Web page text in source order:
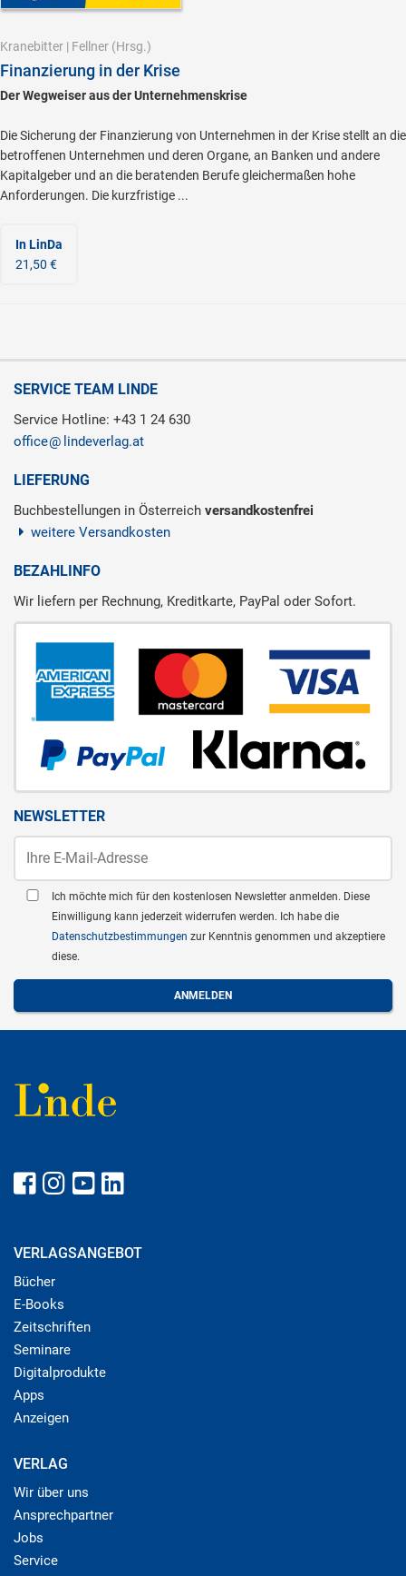
Kranebitter | Fellner (Hrsg.)
Finanzierung in der Krise
Der Wegweiser aus der Unternehmenskrise
Die Sicherung der Finanzierung von Unternehmen in der Krise stellt an die
betroffenen Unternehmen und deren Organe, an Banken und andere
Kapitalgeber und an die beratenden Berufe gleichermaßen hohe
Anforderungen. Die kurzfristige ...
In LinDa
21,50 €
SERVICE TEAM LINDE
Service Hotline: +43 1 24 630
office
lindeverlag.at
LIEFERUNG
Buchbestellungen in Österreich versandkostenfrei
weitere Versandkosten
BEZAHLINFO
Wir liefern per Rechnung, Kreditkarte, PayPal oder Sofort.
NEWSLETTER
Ich möchte mich für den kostenlosen Newsletter anmelden. Diese
Einwilligung kann jederzeit widerrufen werden. Ich habe die
Datenschutzbestimmungen zur Kenntnis genommen und akzeptiere
diese.
VERLAGSANGEBOT
Bücher
E-Books
Zeitschriften
Seminare
Digitalprodukte
Apps
Anzeigen
VERLAG
Wir über uns
Ansprechpartner
Jobs
Service